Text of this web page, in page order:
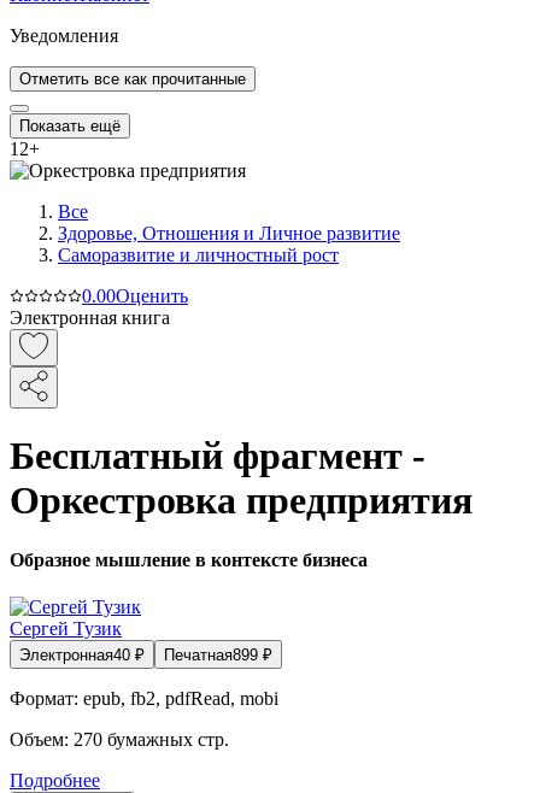
Уведомления
Отметить все как прочитанные
Показать ещё
12+
Все
Здоровье, Отношения и Личное развитие
Саморазвитие и личностный рост
0.00Оценить
Электронная книга
Бесплатный фрагмент -
Оркестровка предприятия
Образное мышление в контексте бизнеса
Сергей Тузик
Электронная40 ₽ Печатная899 ₽
Формат: epub, fb2, pdfRead, mobi
Объем: 270 бумажных стр.
Подробнее